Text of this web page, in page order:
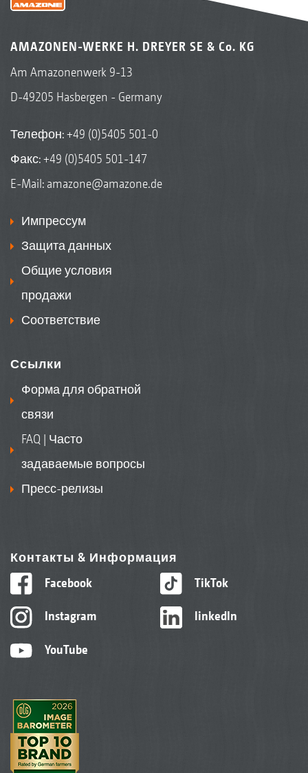
AMAZONEN-WERKE H. DREYER SE & Co. KG
Am Amazonenwerk 9-13
D-49205 Hasbergen - Germany
Телефон:+49 (0)5405 501-0
Факс: +49 (0)5405 501-147
E-Mail: amazone@amazone.de
Импрессум
Защита данных
Общие условия
продажи
Соответствие
Ссылки
Форма для обратной
связи
FAQ | Часто
задаваемые вопросы
Пресс-релизы
Контакты & Информация
Facebook
Instagram
YouTube
TikTok
linkedIn